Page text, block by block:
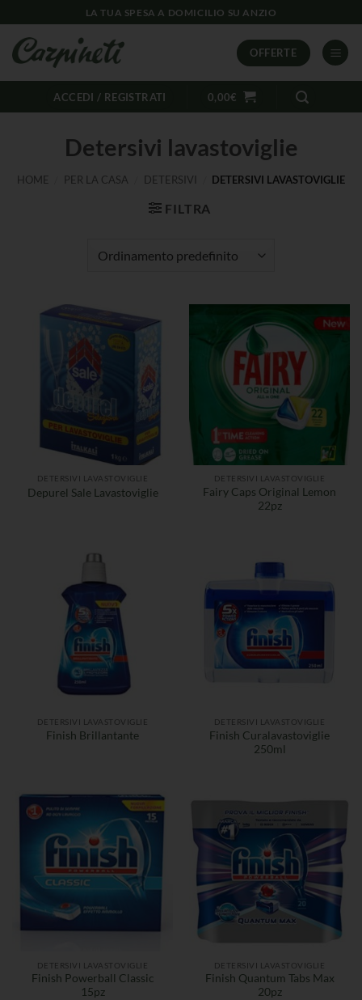
LA TUA SPESA A DOMICILIO SU ANZIO
OFFERTE
ACCEDI / REGISTRATI 0,00€
Detersivi lavastoviglie
HOME PER LA CASA DETERSIVI DETERSIVI LAVASTOVIGLIE
FILTRA
DETERSIVI LAVASTOVIGLIE
Depurel Sale Lavastoviglie
DETERSIVI LAVASTOVIGLIE
Fairy Caps Original Lemon
22pz
DETERSIVI LAVASTOVIGLIE
Finish Brillantante
DETERSIVI LAVASTOVIGLIE
Finish Curalavastoviglie
250ml
DETERSIVI LAVASTOVIGLIE
Finish Powerball Classic
15pz
DETERSIVI LAVASTOVIGLIE
Finish Quantum Tabs Max
20pz